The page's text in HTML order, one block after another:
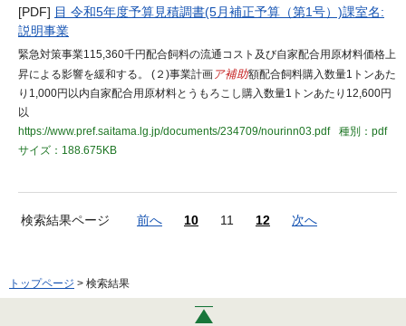
[PDF] 目 令和5年度予算見積調書(5月補正予算（第1号）)課室名:
説明事業
緊急対策事業115,360千円配合飼料の流通コスト及び自家配合用原材料価格上
昇による影響を緩和する。 (２)事業計画 ア補助額配合飼料購入数量1トンあた
り1,000円以内自家配合用原材料とうもろこし購入数量1トンあたり12,600円
以
https://www.pref.saitama.lg.jp/documents/234709/nourinn03.pdf
種別：pdf
サイズ：188.675KB
検索結果ページ 前へ 10 11 12 次へ
トップページ > 検索結果